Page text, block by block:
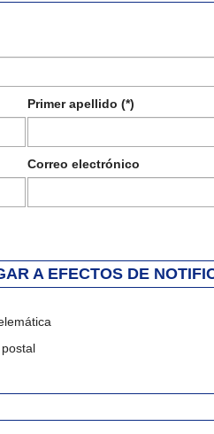
Primer apellido (*)
Correo electrónico
A EFECTOS DE